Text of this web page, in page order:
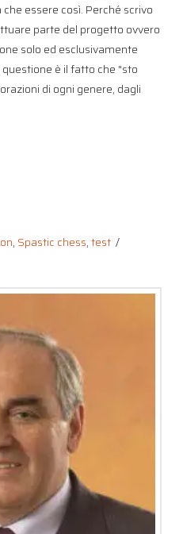
essere così. Perché scrivo
parte del progetto ovvero
solo ed esclusivamente
è il fatto che "sto
di ogni genere, dagli
, Spastic chess,test